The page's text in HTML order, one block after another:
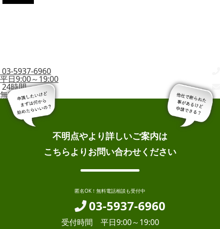
03-5937-6960
平日9:00～19:00
24時間
無料相談
不明点やより詳しいご案内は
こちらよりお問い合わせください
匿名OK！無料電話相談も受付中
03-5937-6960
受付時間 平日9:00～19:00